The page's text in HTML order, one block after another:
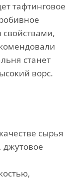
тафтинговое
станет
ворс.
сырья
джутовое